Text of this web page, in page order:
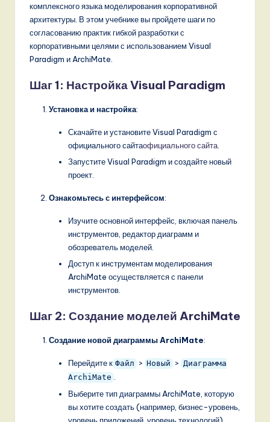
T
комплексного языка моделирования корпоративной
архитектуры. В этом учебнике вы пройдете шаги по
согласованию практик гибкой разработки с
корпоративными целями с использованием Visual
Paradigm и ArchiMate.
Шаг 1: Настройка Visual Paradigm
Установка и настройка:
Скачайте и установите Visual Paradigm с
официального сайтаофициального сайта
Запустите Visual Paradigm и создайте новый
проект.
Ознакомьтесь с интерфейсом:
Изучите основной интерфейс, включая панель
инструментов, редактор диаграмм и
обозреватель моделей.
Доступ к инструментам моделирования
ArchiMate осуществляется с панели
инструментов.
Шаг 2: Создание моделей ArchiMate
Создание новой диаграммы ArchiMate:
Перейдите к Файл > Новый > Диаграмма
ArchiMate .
Выберите тип диаграммы ArchiMate, которую
вы хотите создать (например, бизнес-уровень,